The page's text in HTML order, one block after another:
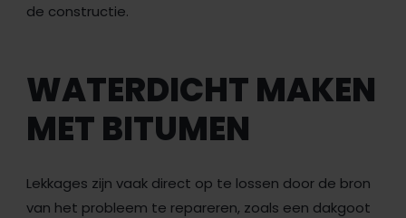
de constructie.
WATERDICHT MAKEN
MET BITUMEN
Lekkages zijn vaak direct op te lossen door de bron
van het probleem te repareren, zoals een dakgoot